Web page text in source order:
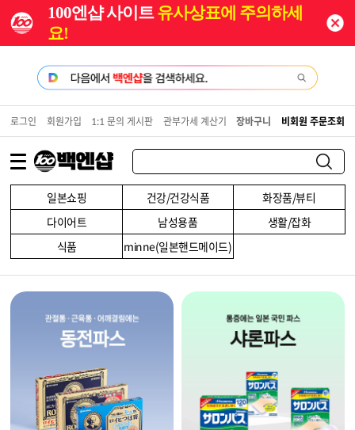
100엔샵 사이트유사상표에 주의하세
요!
일본쇼핑 건강/건강식품
화장품/뷰티
다이어트
남성용품
생활/잡화
식품
minne(일본핸드메이드)
로그인 회원가입 1:1 문의 게시판 관부가세 계산기 장바구니 비회원 주문조회